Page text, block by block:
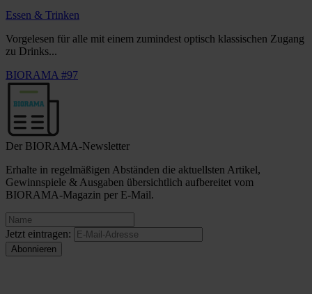
Essen & Trinken
Vorgelesen für alle mit einem zumindest optisch klassischen Zugang
zu Drinks...
BIORAMA #97
Der BIORAMA-Newsletter
Erhalte in regelmäßigen Abständen die aktuellsten Artikel,
Gewinnspiele & Ausgaben übersichtlich aufbereitet vom
BIORAMA-Magazin per E-Mail.
Jetzt eintragen: